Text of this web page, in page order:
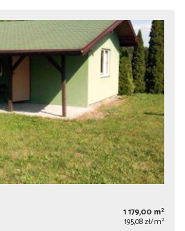
1 179,00 m2
195,08 zł/m2